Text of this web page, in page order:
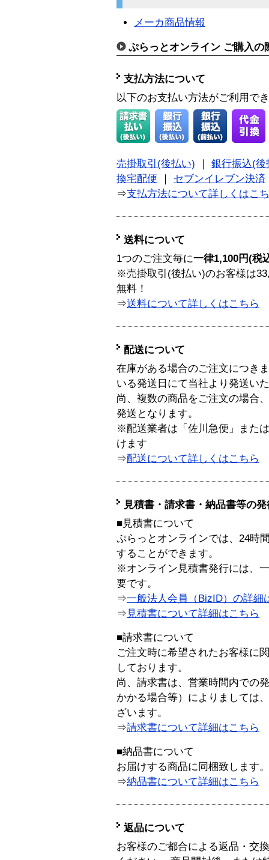
メーカ商品情報
ぷらっとオンライン ご購入の
支払方法について
以下のお支払い方法がご利用で
売掛取引(後払い)
銀行振込(後
換宅配便
セブンイレブン決済
⇒支払方法について詳しくはこ
送料について
1つのご注文毎に一律1,100円(税
※売掛取引(後払い)のお客様は
無料！
⇒送料について詳しくはこちら
配送について
在庫がある場合のご注文につき
いる発送日にて当社より発送い
尚、複数の商品をご注文の場合
発送となります。
※配送業者は「佐川急便」また
けます
⇒配送について詳しくはこちら
見積書・請求書・納品書等の
■見積書について
ぷらっとオンラインでは、24時
することができます。
※オンライン見積書発行には、
要です。
⇒一般法人会員（BizID）の詳細
⇒ 見積書について詳細はこちら
■請求書について
ご注文時に希望されたお客様に
しております。
尚、請求書は、営業時間内での
かかる場合等）によりましては
ざいます。
⇒請求書について詳細はこちら
■納品書について
お届けする商品に同梱致します。
⇒納品書について詳細はこちら
返品について
お客様のご都合による返品・交